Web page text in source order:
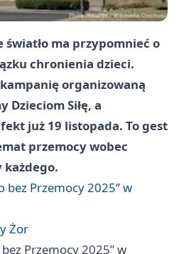
światło ma przypomnieć o
chronienia dzieci.
kampanię organizowaną
Dzieciom Siłę, a
już 19 listopada. To gest
przemocy wobec
każdego.
bez Przemocy 2025” w
Żor
Przemocy 2025” w